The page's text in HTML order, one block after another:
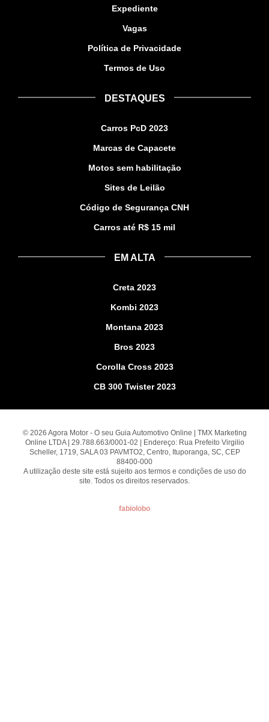
Expediente
Vagas
Política de Privacidade
Termos de Uso
DESTAQUES
Carros PcD 2023
Marcas de Capacete
Motos sem habilitação
Sites de Leilão
Código de Segurança CNH
Carros até R$ 15 mil
EM ALTA
Creta 2023
Kombi 2023
Montana 2023
Bros 2023
Corolla Cross 2023
CB 300 Twister 2023
© 2026 Agora Motor - O seu Guia Automotivo Online | TMX Marketing
Online LTDA | 29.788.663/0001-02 | Endereço: Rua Prefeito Virgilio
Scheller, 1719, SALA 03 PAVMTO2, Centro, Ituporanga, SC, CEP
88400-000
A utilização deste site está sujeito aos termos e condições de uso do
site. Todos os direitos reservados.
fabiolobo